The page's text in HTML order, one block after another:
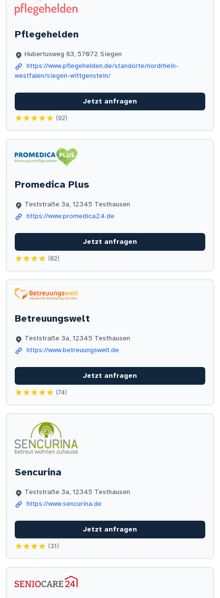
Pflegehelden
Hubertusweg 63, 57072 Siegen
https://www.pflegehelden.de/standorte/nordrhein-
westfalen/siegen-wittgenstein/
Jetzt anfragen
(92)
Promedica Plus
Teststraße 3a, 12345 Testhausen
https://www.promedica24.de
Jetzt anfragen
(82)
Betreuungswelt
Teststraße 3a, 12345 Testhausen
https://www.betreuungswelt.de
Jetzt anfragen
(74)
Sencurina
Teststraße 3a, 12345 Testhausen
https://www.sencurina.de
Jetzt anfragen
(31)